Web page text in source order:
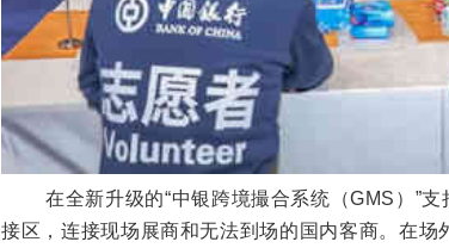
在全新升级的“中银跨境撮合系统（GMS）”
接区，连接现场展商和无法到场的国内客商。在